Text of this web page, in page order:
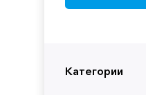
Категории